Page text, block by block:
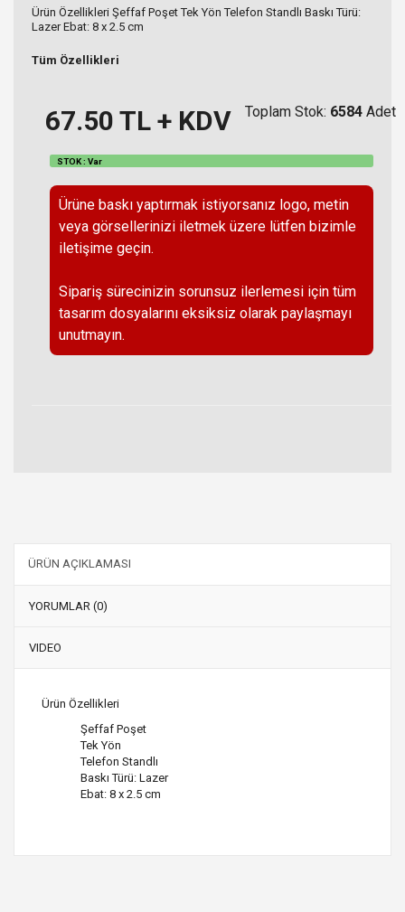
Ürün Özellikleri Şeffaf Poşet Tek Yön Telefon Standlı Baskı Türü:
Lazer Ebat: 8 x 2.5 cm
Tüm Özellikleri
67.50 TL + KDV Toplam Stok: 6584 Adet
STOK : Var
Ürüne baskı yaptırmak istiyorsanız logo, metin
veya görsellerinizi iletmek üzere lütfen bizimle
iletişime geçin.
Sipariş sürecinizin sorunsuz ilerlemesi için tüm
tasarım dosyalarını eksiksiz olarak paylaşmayı
unutmayın.
ÜRÜN AÇIKLAMASI
YORUMLAR (0)
VIDEO
Ürün Özellikleri
Şeffaf Poşet
Tek Yön
Telefon Standlı
Baskı Türü: Lazer
Ebat: 8 x 2.5 cm